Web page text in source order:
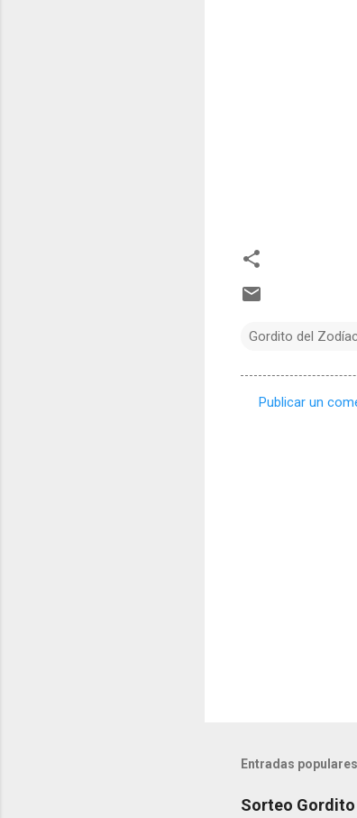
Gordito del
Publicar un
Entradas
Sorteo Gordito